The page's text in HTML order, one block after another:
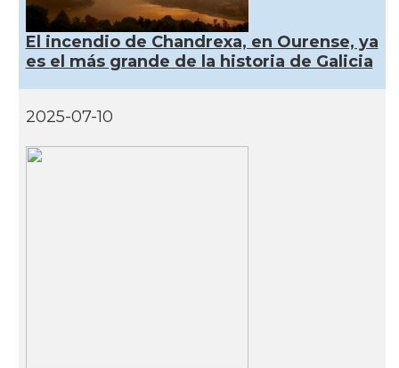
El incendio de Chandrexa, en Ourense, ya
es el más grande de la historia de Galicia
2025-07-10